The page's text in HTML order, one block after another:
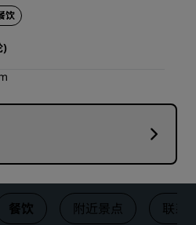
饮
)
餐饮 附近景点 联系